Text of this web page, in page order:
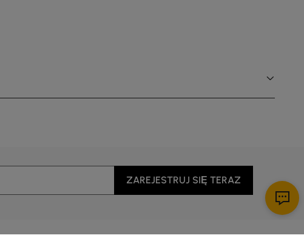
ZAREJESTRUJ SIĘ TERAZ